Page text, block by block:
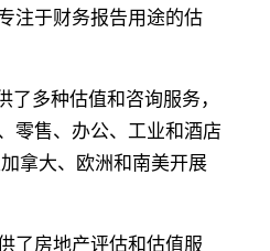
注于财务报告用途的估
了多种估值和咨询服务，
零售、办公、工业和酒店
拿大、欧洲和南美开展
了房地产评估和估值服